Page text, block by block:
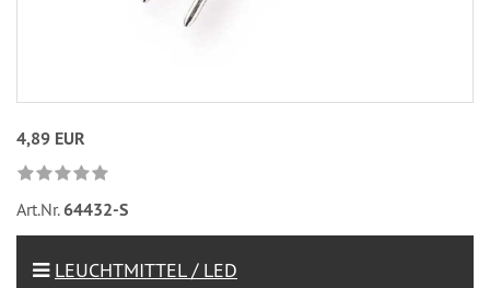
4,89 EUR
Art.Nr.64432-S
LEUCHTMITTEL / LED